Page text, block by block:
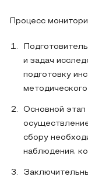
Процесс
и задач
подготовку
Основной этап
сбору
наблюдения,